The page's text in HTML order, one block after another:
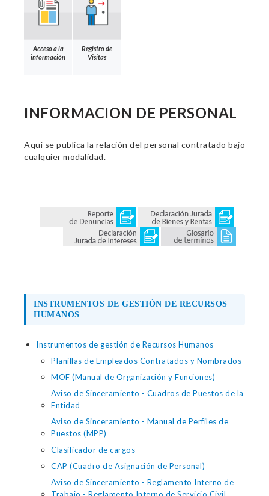
Acceso a la
información
Registro de
Visitas
INFORMACION DE PERSONAL
Aquí se publica la relación del personal contratado bajo
cualquier modalidad.
INSTRUMENTOS DE GESTIÓN DE RECURSOS
HUMANOS
Instrumentos de gestión de Recursos Humanos
Planillas de Empleados Contratados y Nombrados
MOF (Manual de Organización y Funciones)
Aviso de Sinceramiento - Cuadros de Puestos de la
Entidad
Aviso de Sinceramiento - Manual de Perfiles de
Puestos (MPP)
Clasificador de cargos
CAP (Cuadro de Asignación de Personal)
Aviso de Sinceramiento - Reglamento Interno de